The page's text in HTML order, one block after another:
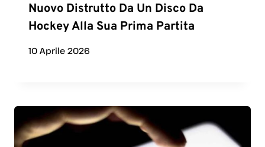
Nuovo Distrutto Da Un Disco Da
Hockey Alla Sua Prima Partita
10 Aprile 2026